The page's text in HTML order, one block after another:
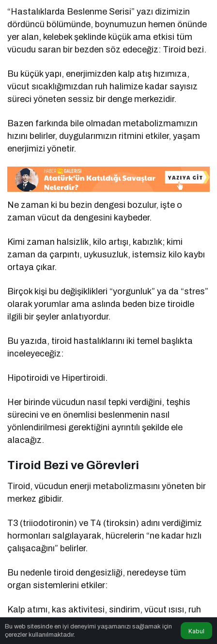
“Hastalıklarda Beslenme Serisi” yazı dizimizin
dördüncü bölümünde, boynumuzun hemen önünde
yer alan, kelebek şeklinde küçük ama etkisi tüm
vücudu saran bir bezden söz edeceğiz: Tiroid bezi.
Bu küçük yapı, enerjimizden kalp atış hızımıza,
vücut sıcaklığımızdan ruh halimize kadar sayısız
süreci yöneten sessiz bir denge merkezidir.
Bazen farkında bile olmadan metabolizmamızın
hızını belirler, duygularımızın ritmini etkiler, yaşam
enerjimizi yönetir.
Ne zaman ki bu bezin dengesi bozulur, işte o
zaman vücut da dengesini kaybeder.
Kimi zaman halsizlik, kilo artışı, kabızlık; kimi
zaman da çarpıntı, uykusuzluk, istemsiz kilo kaybı
ortaya çıkar.
Birçok kişi bu değişiklikleri “yorgunluk” ya da “stres”
olarak yorumlar ama aslında beden bize tiroidle
ilgili bir şeyler anlatıyordur.
Bu yazıda, tiroid hastalıklarını iki temel başlıkta
inceleyeceğiz:
Hipotiroidi ve Hipertiroidi.
Her birinde vücudun nasıl tepki verdiğini, teşhis
sürecini ve en önemlisi beslenmenin nasıl
yönlendirilmesi gerektiğini ayrıntılı şekilde ele
alacağız.
Tiroid Bezi ve Görevleri
Tiroid, vücudun enerji metabolizmasını yöneten bir
merkez gibidir.
T3 (triiodotironin) ve T4 (tiroksin) adını verdiğimiz
hormonları salgılayarak, hücrelerin “ne kadar hızlı
çalışacağını” belirler.
Bu nedenle tiroid dengesizliği, neredeyse tüm
organ sistemlerini etkiler:
Kalp atımı, kas aktivitesi, sindirim, vücut ısısı, ruh
hali, hatta saç dökülmesi bile bu hormonlara
bağlıdır.
Bu web sitesinde en iyi deneyimi yaşamanızı sağlamak için
çerezler kullanılmaktadır.
Kabul